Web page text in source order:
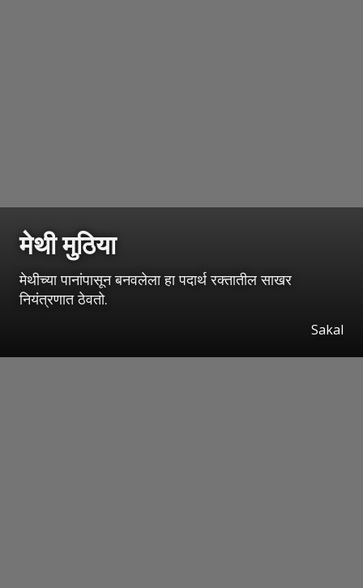
मेथी मुठिया
मेथीच्या पानांपासून बनवलेला हा पदार्थ रक्तातील साखर
नियंत्रणात ठेवतो.
Sakal